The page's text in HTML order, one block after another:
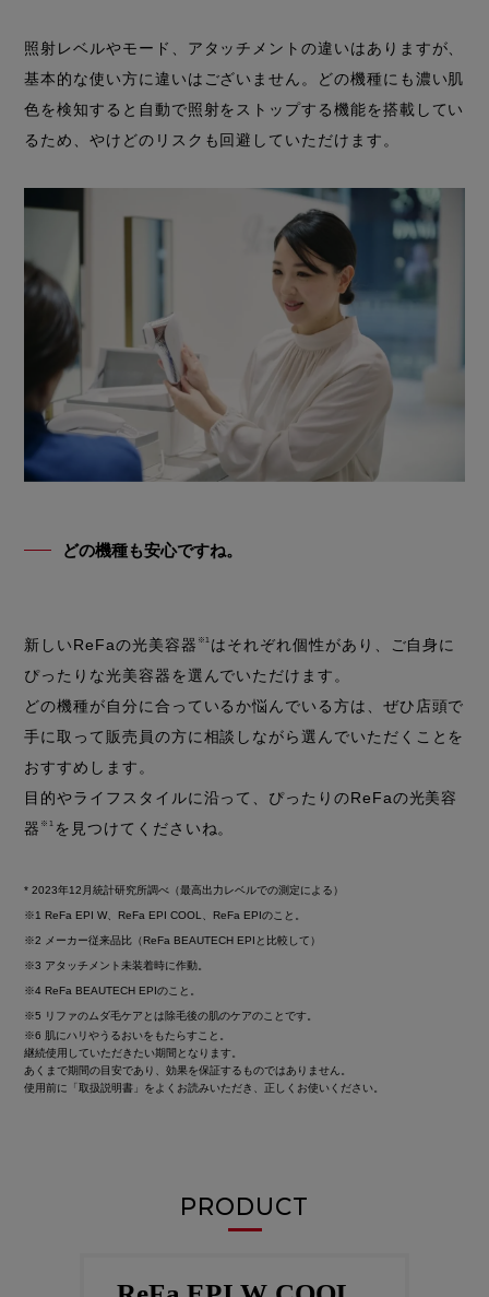
照射レベルやモード、アタッチメントの違いはありますが、
基本的な使い方に違いはございません。どの機種にも濃い肌
色を検知すると自動で照射をストップする機能を搭載してい
るため、やけどのリスクも回避していただけます。
どの機種も安心ですね。
新しいReFaの光美容器 ※1 はそれぞれ個性があり、ご自身に
ぴったりな光美容器を選んでいただけます。
どの機種が自分に合っているか悩んでいる方は、ぜひ店頭で
手に取って販売員の方に相談しながら選んでいただくことを
おすすめします。
目的やライフスタイルに沿って、ぴったりのReFaの光美容
器 ※1 を見つけてくださいね。
* 2023年12月統計研究所調べ（最高出力レベルでの測定による）
※1 ReFa EPI W、ReFa EPI COOL、ReFa EPIのこと。
※2 メーカー従来品比（ReFa BEAUTECH EPIと比較して）
※3 アタッチメント未装着時に作動。
※4 ReFa BEAUTECH EPIのこと。
※5 リファのムダ毛ケアとは除毛後の肌のケアのことです。
※6 肌にハリやうるおいをもたらすこと。
継続使用していただきたい期間となります。
あくまで期間の目安であり、効果を保証するものではありません。
使用前に「取扱説明書」をよくお読みいただき、正しくお使いください。
PRODUCT